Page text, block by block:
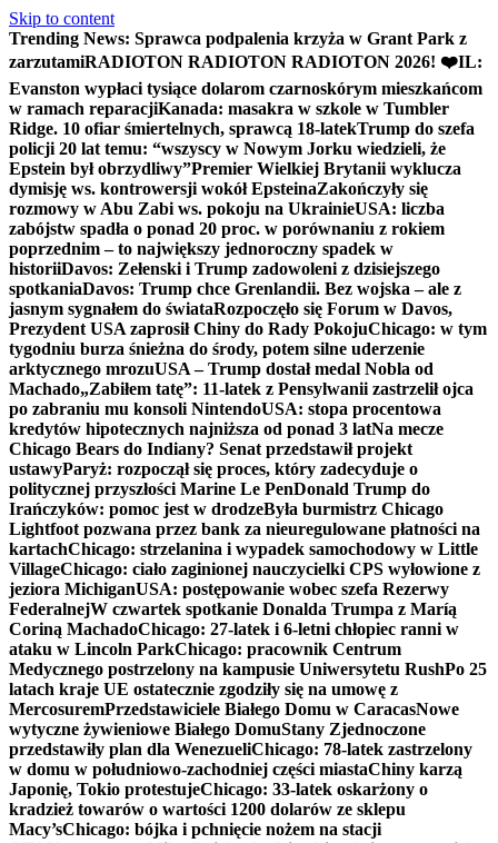
Skip to content
Trending News: Sprawca podpalenia krzyża w Grant Park z
zarzutamiRADIOTON RADIOTON RADIOTON 2026! ❤️IL:
Evanston wypłaci tysiące dolarom czarnoskórym mieszkańcom
w ramach reparacjiKanada: masakra w szkole w Tumbler
Ridge. 10 ofiar śmiertelnych, sprawcą 18-latekTrump do szefa
policji 20 lat temu: “wszyscy w Nowym Jorku wiedzieli, że
Epstein był obrzydliwy”Premier Wielkiej Brytanii wyklucza
dymisję ws. kontrowersji wokół EpsteinaZakończyły się
rozmowy w Abu Zabi ws. pokoju na UkrainieUSA: liczba
zabójstw spadła o ponad 20 proc. w porównaniu z rokiem
poprzednim – to największy jednoroczny spadek w
historiiDavos: Zełenski i Trump zadowoleni z dzisiejszego
spotkaniaDavos: Trump chce Grenlandii. Bez wojska – ale z
jasnym sygnałem do świataRozpoczęło się Forum w Davos,
Prezydent USA zaprosił Chiny do Rady PokojuChicago: w tym
tygodniu burza śnieżna do środy, potem silne uderzenie
arktycznego mrozuUSA – Trump dostał medal Nobla od
Machado„Zabiłem tatę”: 11-latek z Pensylwanii zastrzelił ojca
po zabraniu mu konsoli NintendoUSA: stopa procentowa
kredytów hipotecznych najniższa od ponad 3 latNa mecze
Chicago Bears do Indiany? Senat przedstawił projekt
ustawyParyż: rozpoczął się proces, który zadecyduje o
politycznej przyszłości Marine Le PenDonald Trump do
Irańczyków: pomoc jest w drodzeByła burmistrz Chicago
Lightfoot pozwana przez bank za nieuregulowane płatności na
kartachChicago: strzelanina i wypadek samochodowy w Little
VillageChicago: ciało zaginionej nauczycielki CPS wyłowione z
jeziora MichiganUSA: postępowanie wobec szefa Rezerwy
FederalnejW czwartek spotkanie Donalda Trumpa z Maríą
Coriną MachadoChicago: 27-latek i 6-letni chłopiec ranni w
ataku w Lincoln ParkChicago: pracownik Centrum
Medycznego postrzelony na kampusie Uniwersytetu RushPo 25
latach kraje UE ostatecznie zgodziły się na umowę z
MercosuremPrzedstawiciele Białego Domu w CaracasNowe
wytyczne żywieniowe Białego DomuStany Zjednoczone
przedstawiły plan dla WenezueliChicago: 78-latek zastrzelony
w domu w południowo-zachodniej części miastaChiny karzą
Japonię, Tokio protestujeChicago: 33-latek oskarżony o
kradzież towarów o wartości 1200 dolarów ze sklepu
Macy’sChicago: bójka i pchnięcie nożem na stacji